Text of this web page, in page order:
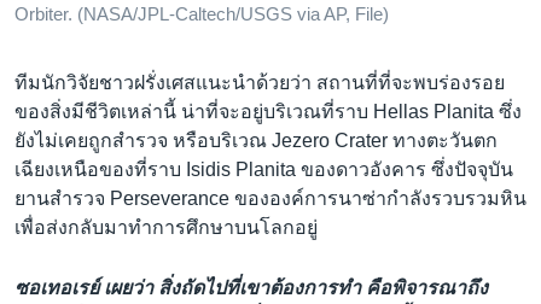
Orbiter. (NASA/JPL-Caltech/USGS via AP, File)
ทีมนักวิจัยชาวฝรั่งเศสแนะนำด้วยว่า สถานที่ที่จะพบร่องรอย
ของสิ่งมีชีวิตเหล่านี้ น่าที่จะอยู่บริเวณที่ราบ Hellas Planita ซึ่ง
ยังไม่เคยถูกสำรวจ หรือบริเวณ Jezero Crater ทางตะวันตก
เฉียงเหนือของที่ราบ Isidis Planita ของดาวอังคาร ซึ่งปัจจุบัน
ยานสำรวจ Perseverance ขององค์การนาซ่ากำลังรวบรวมหิน
เพื่อส่งกลับมาทำการศึกษาบนโลกอยู่
ซอเทอเรย์ เผยว่า สิ่งถัดไปที่เขาต้องการทำ คือพิจารณาถึง